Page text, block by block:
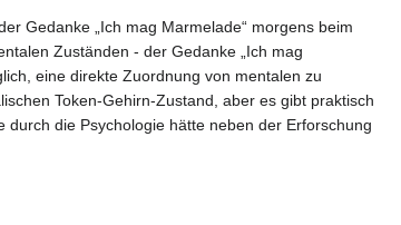
Gedanke „Ich mag Marmelade“ morgens beim
Zuständen - der Gedanke „Ich mag
eine direkte Zuordnung von mentalen zu
Token-Gehirn-Zustand, aber es gibt praktisch
durch die Psychologie hätte neben der Erforschung